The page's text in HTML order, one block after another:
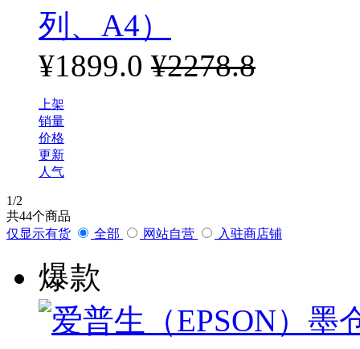
列、A4）
¥1899.0 ¥2278.8
上架
销量
价格
更新
人气
1/2
共44个商品
仅显示有货
全部 网站自营 入驻商店铺
爆款